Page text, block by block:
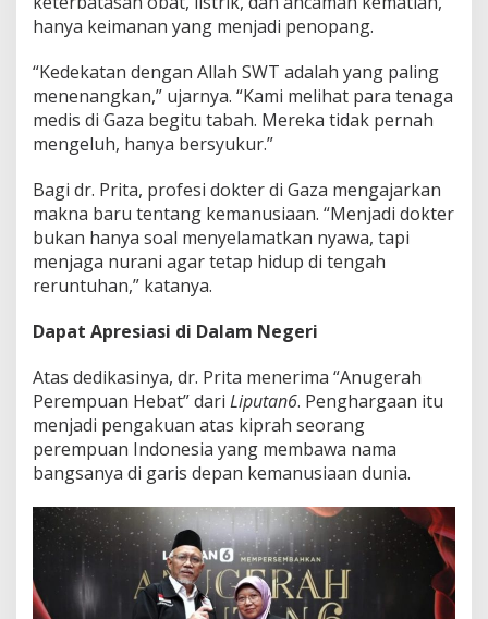
hanya keimanan yang menjadi penopang.
“Kedekatan dengan Allah SWT adalah yang paling
menenangkan,” ujarnya. “Kami melihat para tenaga
medis di Gaza begitu tabah. Mereka tidak pernah
mengeluh, hanya bersyukur.”
Bagi dr. Prita, profesi dokter di Gaza mengajarkan
makna baru tentang kemanusiaan. “Menjadi dokter
bukan hanya soal menyelamatkan nyawa, tapi
menjaga nurani agar tetap hidup di tengah
reruntuhan,” katanya.
Dapat Apresiasi di Dalam Negeri
Atas dedikasinya, dr. Prita menerima “Anugerah
Perempuan Hebat” dari Liputan6. Penghargaan itu
menjadi pengakuan atas kiprah seorang
perempuan Indonesia yang membawa nama
bangsanya di garis depan kemanusiaan dunia.